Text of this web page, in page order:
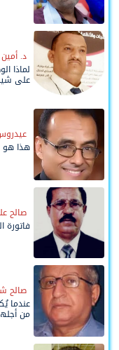
د.
لماذا
على
هذا هو
صالح
فاتورة
صالح
عندما
من